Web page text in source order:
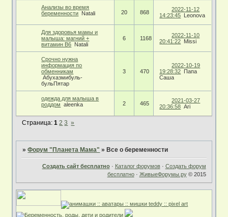
Анализы во время
беременности Natali 20 868
2022-11-12
14:23:45 Leonova
Для здоровья мамы и
малыша: магний +
витамин В6 Natali
6 1168
2022-11-10
20:41:22 Мissi
Срочно нужна
информация по
обменникам
Абухазмибуль-
бульПятар
3 470
2022-10-19
19:28:32 Папа
Саша
одежда для малыша в
роддом
aleenka 2 465
2021-03-27
20:36:58 Ari
Страница:1 2 3 »
»Форум "Планета Мама" » Все о беременности
Создать сайт бесплатно· Каталог форумов· Создать форум
бесплатно· ЖивыеФорумы.ру© 2015